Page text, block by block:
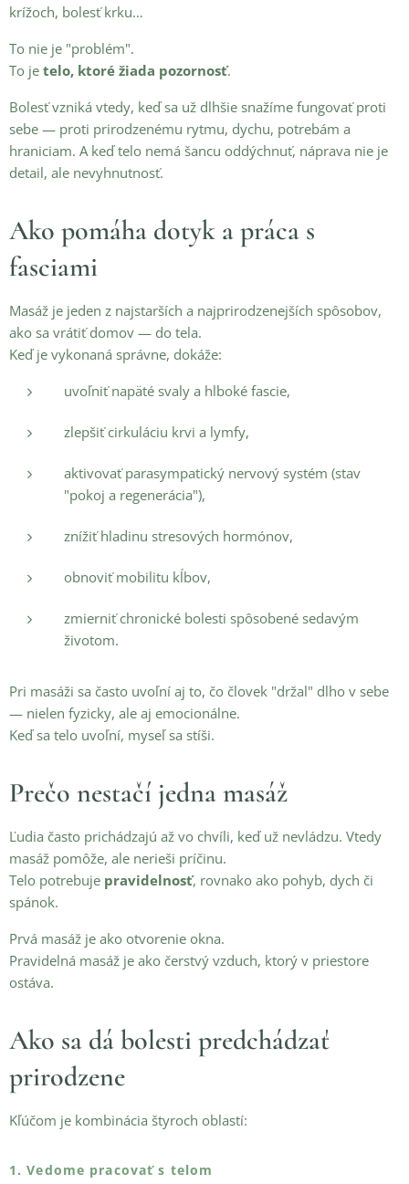
krížoch, bolesť krku…
To nie je "problém".
To je telo, ktoré žiada pozornosť.
Bolesť vzniká vtedy, keď sa už dlhšie snažíme fungovať proti
sebe — proti prirodzenému rytmu, dychu, potrebám a
hraniciam. A keď telo nemá šancu oddýchnuť, náprava nie je
detail, ale nevyhnutnosť.
Ako pomáha dotyk a práca s
fasciami
Masáž je jeden z najstarších a najprirodzenejších spôsobov,
ako sa vrátiť domov — do tela.
Keď je vykonaná správne, dokáže:
uvoľniť napäté svaly a hlboké fascie,
zlepšiť cirkuláciu krvi a lymfy,
aktivovať parasympatický nervový systém (stav
"pokoj a regenerácia"),
znížiť hladinu stresových hormónov,
obnoviť mobilitu kĺbov,
zmierniť chronické bolesti spôsobené sedavým
životom.
Pri masáži sa často uvoľní aj to, čo človek "držal" dlho v sebe
— nielen fyzicky, ale aj emocionálne.
Keď sa telo uvoľní, myseľ sa stíši.
Prečo nestačí jedna masáž
Ľudia často prichádzajú až vo chvíli, keď už nevládzu. Vtedy
masáž pomôže, ale nerieši príčinu.
Telo potrebuje pravidelnosť, rovnako ako pohyb, dych či
spánok.
Prvá masáž je ako otvorenie okna.
Pravidelná masáž je ako čerstvý vzduch, ktorý v priestore
ostáva.
Ako sa dá bolesti predchádzať
prirodzene
Kľúčom je kombinácia štyroch oblastí:
1. Vedome pracovať s telom